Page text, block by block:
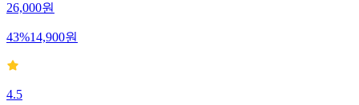
26,000원
43%14,900원
4.5